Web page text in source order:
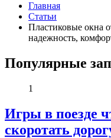
Главная
Статьи
Пластиковые окна
надежность,
Популярные
1
Игры в поезде
скоротать